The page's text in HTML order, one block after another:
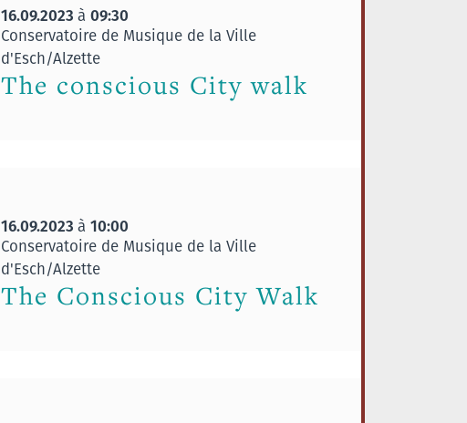
16.09.2023 à 09:30
Conservatoire de Musique de la Ville
d'Esch/Alzette
The conscious City walk
16.09.2023 à 10:00
Conservatoire de Musique de la Ville
d'Esch/Alzette
The Conscious City Walk